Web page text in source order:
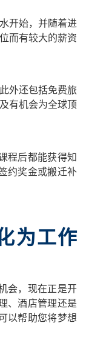
开始，并随着进
而有较大的薪资
外还包括免费旅
有机会为全球顶
程后都能获得知
约奖金或搬迁补
为工作
会，现在正是开
、酒店管理还是
以帮助您将梦想